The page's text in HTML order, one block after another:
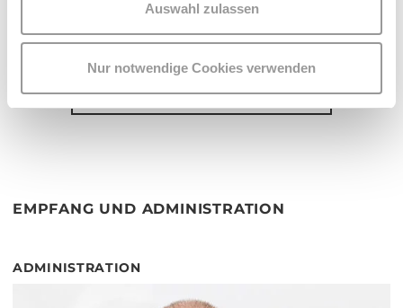
Auswahl zulassen
Nur notwendige Cookies verwenden
ALLE MITARBEITER*INNEN ANZEIGEN
EMPFANG UND ADMINISTRATION
ADMINISTRATION